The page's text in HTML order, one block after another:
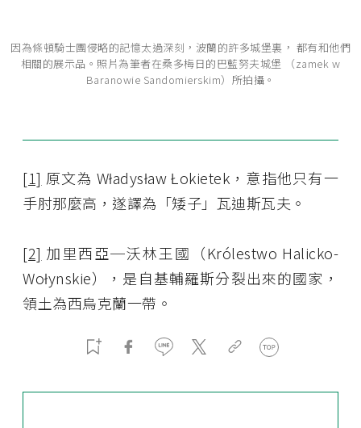
因為條頓騎士團侵略的記憶太過深刻，波蘭的許多城堡裏， 都有和他們
相關的展示品。照片為筆者在桑多梅日的巴藍努夫城堡 （zamek w
Baranowie Sandomierskim）所拍攝。
[1] 原文為 Władysław Łokietek，意指他只有一
手肘那麼高，遂譯為「矮子」瓦迪斯瓦夫。
[2] 加里西亞─沃林王國（Królestwo Halicko-
Wołynskie），是自基輔羅斯分裂出來的國家，
領土為西烏克蘭一帶。